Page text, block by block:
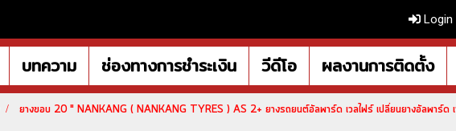
Login
บทความ ช่องทางการชำระเงิน วีดีโอ ผลงานการติดตั้ง
ยางขอบ 20 " NANKANG ( NANKANG TYRES ) AS 2+ ยางรถยนต์อัลพาร์ด เวลไฟร์ เปลี่ยนยางอัลพาร์ด เ